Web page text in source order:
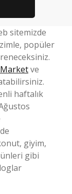
sitemizde
popüler
ve
haftalık
giyim,
gibi